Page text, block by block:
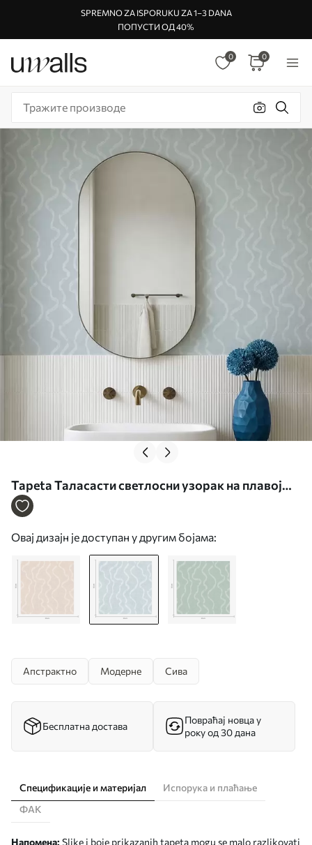
SPREMNO ZA ISPORUKU ZA 1–3 DANA
ПОПУСТИ ОД 40%
0 0
Tapeta Таласасти светлосни узорак на плавој
позадини бр. a01167v1
Овај дизајн је доступан у другим бојама:
Апстрактно Модерне Сива
Бесплатна достава
Повраћај новца у
року од 30 дана
Спецификације и материјал
Испорука и плаћање
ФАК
Напомена: Slike i boje prikazanih tapeta mogu se malo razlikovati